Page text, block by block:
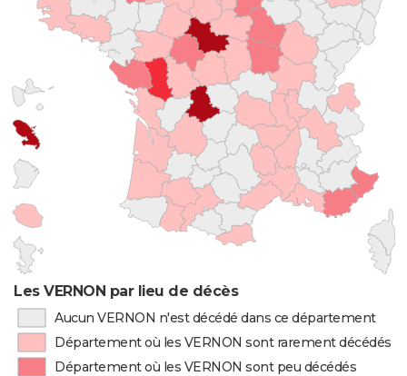
Les VERNON par lieu de décès
Aucun VERNON n'est décédé dans ce département
Département où les VERNON sont rarement décédés
Département où les VERNON sont peu décédés